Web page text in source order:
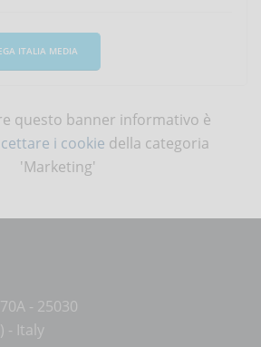
ITALIA MEDIA
questo banner informativo è
i cookie della categoria
'Marketing'
- 25030
- Italy